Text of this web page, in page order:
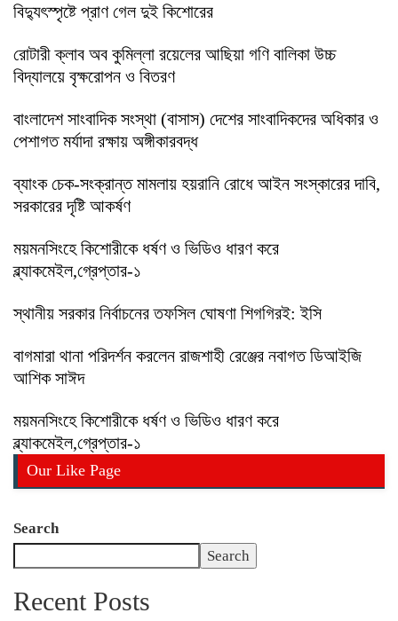
বিদ্যুৎস্পৃষ্টে প্রাণ গেল দুই কিশোরের
রোটারী ক্লাব অব কুমিল্লা রয়েলের আছিয়া গণি বালিকা উচ্চ
বিদ্যালয়ে বৃক্ষরোপন ও বিতরণ
বাংলাদেশ সাংবাদিক সংস্থা (বাসাস) দেশের সাংবাদিকদের অধিকার ও
পেশাগত মর্যাদা রক্ষায় অঙ্গীকারবদ্ধ
ব্যাংক চেক-সংক্রান্ত মামলায় হয়রানি রোধে আইন সংস্কারের দাবি,
সরকারের দৃষ্টি আকর্ষণ
ময়মনসিংহে কিশোরীকে ধর্ষণ ও ভিডিও ধারণ করে
ব্ল্যাকমেইল,গ্রেপ্তার-১
স্থানীয় সরকার নির্বাচনের তফসিল ঘোষণা শিগগিরই: ইসি
বাগমারা থানা পরিদর্শন করলেন রাজশাহী রেঞ্জের নবাগত ডিআইজি
আশিক সাঈদ
ময়মনসিংহে কিশোরীকে ধর্ষণ ও ভিডিও ধারণ করে
ব্ল্যাকমেইল,গ্রেপ্তার-১
Our Like Page
Search
Search
Recent Posts